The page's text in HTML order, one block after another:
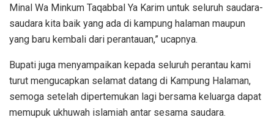
Minal Wa Minkum Taqabbal Ya Karim untuk seluruh saudara-
saudara kita baik yang ada di kampung halaman maupun
yang baru kembali dari perantauan,” ucapnya.
Bupati juga menyampaikan kepada seluruh perantau kami
turut mengucapkan selamat datang di Kampung Halaman,
semoga setelah dipertemukan lagi bersama keluarga dapat
memupuk ukhuwah islamiah antar sesama saudara.